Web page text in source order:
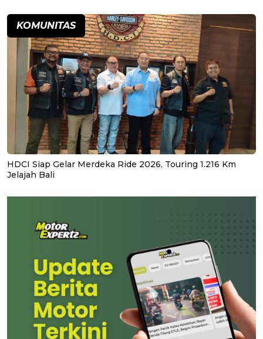
KOMUNITAS
HDCI Siap Gelar Merdeka Ride 2026, Touring 1.216 Km
Jelajah Bali